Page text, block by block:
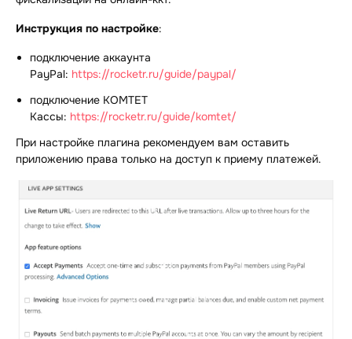
Инструкция по настройке:
подключение аккаунта
PayPal: https://rocketr.ru/guide/paypal/
подключение КОМТЕТ
Кассы: https://rocketr.ru/guide/komtet/
При настройке плагина рекомендуем вам оставить
приложению права только на доступ к приему платежей.